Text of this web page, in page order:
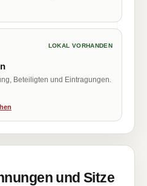
LOKAL VORHANDEN
Beteiligten und Eintragungen.
und Sitze